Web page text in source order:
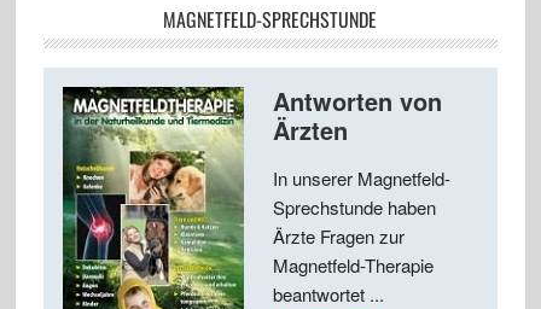
MAGNETFELD-SPRECHSTUNDE
Antworten von
Ärzten
In unserer Magnetfeld-
Sprechstunde haben
Ärzte Fragen zur
Magnetfeld-Therapie
beantwortet ...